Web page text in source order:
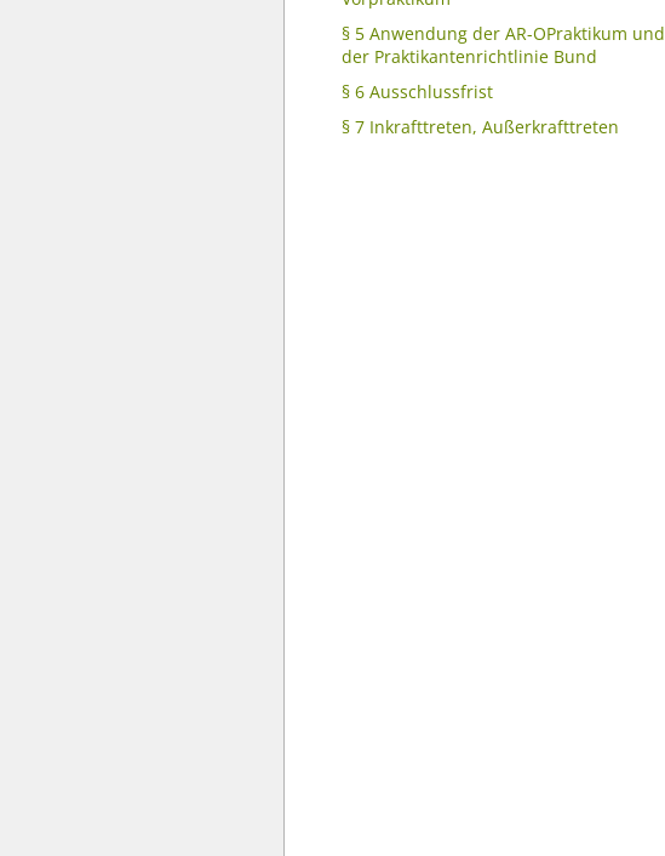
§ 5 Anwendung der AR-OPraktikum und
der Praktikantenrichtlinie Bund
§ 6 Ausschlussfrist
§ 7 Inkrafttreten, Außerkrafttreten